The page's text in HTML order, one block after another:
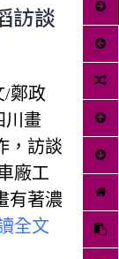
訪談
/鄭政
川畫
，訪談
廠工
有著濃
全文